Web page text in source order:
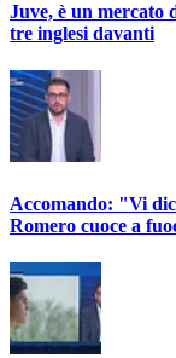
Juve, è un mercato
tre inglesi davanti
Accomando: "Vi
Romero cuoce a